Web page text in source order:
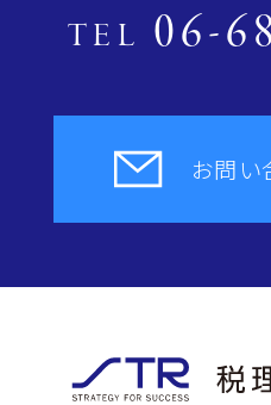
TEL 06-
お問い